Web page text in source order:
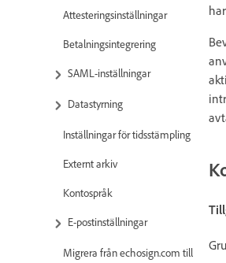
Attesteringsinställningar
Betalningsintegrering
SAML-inställningar
Datastyrning
Inställningar för tidsstämpling
Externt arkiv
Kontospråk
E-postinställningar
Migrera från echosign.com till